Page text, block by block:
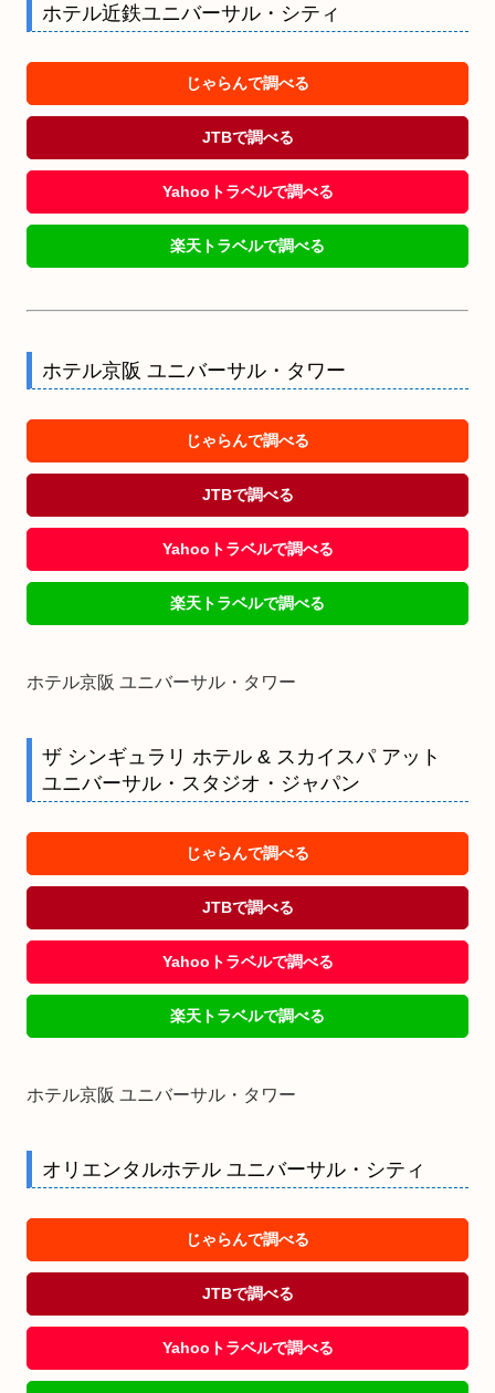
ホテル近鉄ユニバーサル・シティ
じゃらんで調べる
JTBで調べる
Yahooトラベルで調べる
楽天トラベルで調べる
ホテル京阪 ユニバーサル・タワー
じゃらんで調べる
JTBで調べる
Yahooトラベルで調べる
楽天トラベルで調べる
ホテル京阪 ユニバーサル・タワー
ザ シンギュラリ ホテル & スカイスパ アット
ユニバーサル・スタジオ・ジャパン
じゃらんで調べる
JTBで調べる
Yahooトラベルで調べる
楽天トラベルで調べる
ホテル京阪 ユニバーサル・タワー
オリエンタルホテル ユニバーサル・シティ
じゃらんで調べる
JTBで調べる
Yahooトラベルで調べる